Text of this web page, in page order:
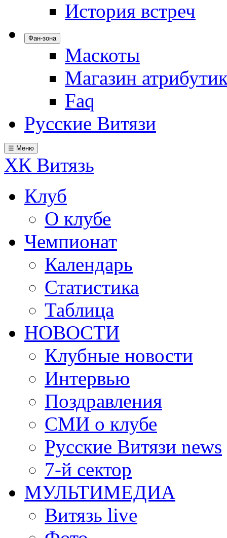
История встреч
Фан-зона
Маскоты
Магазин
Faq
Русские Витязи
☰ Меню
ХК Витязь
Клуб
О клубе
Чемпионат
Календарь
Статистика
Таблица
НОВОСТИ
Клубные новости
Интервью
Поздравления
СМИ о клубе
Русские Витязи news
7-й сектор
МУЛЬТИМЕДИА
Витязь live